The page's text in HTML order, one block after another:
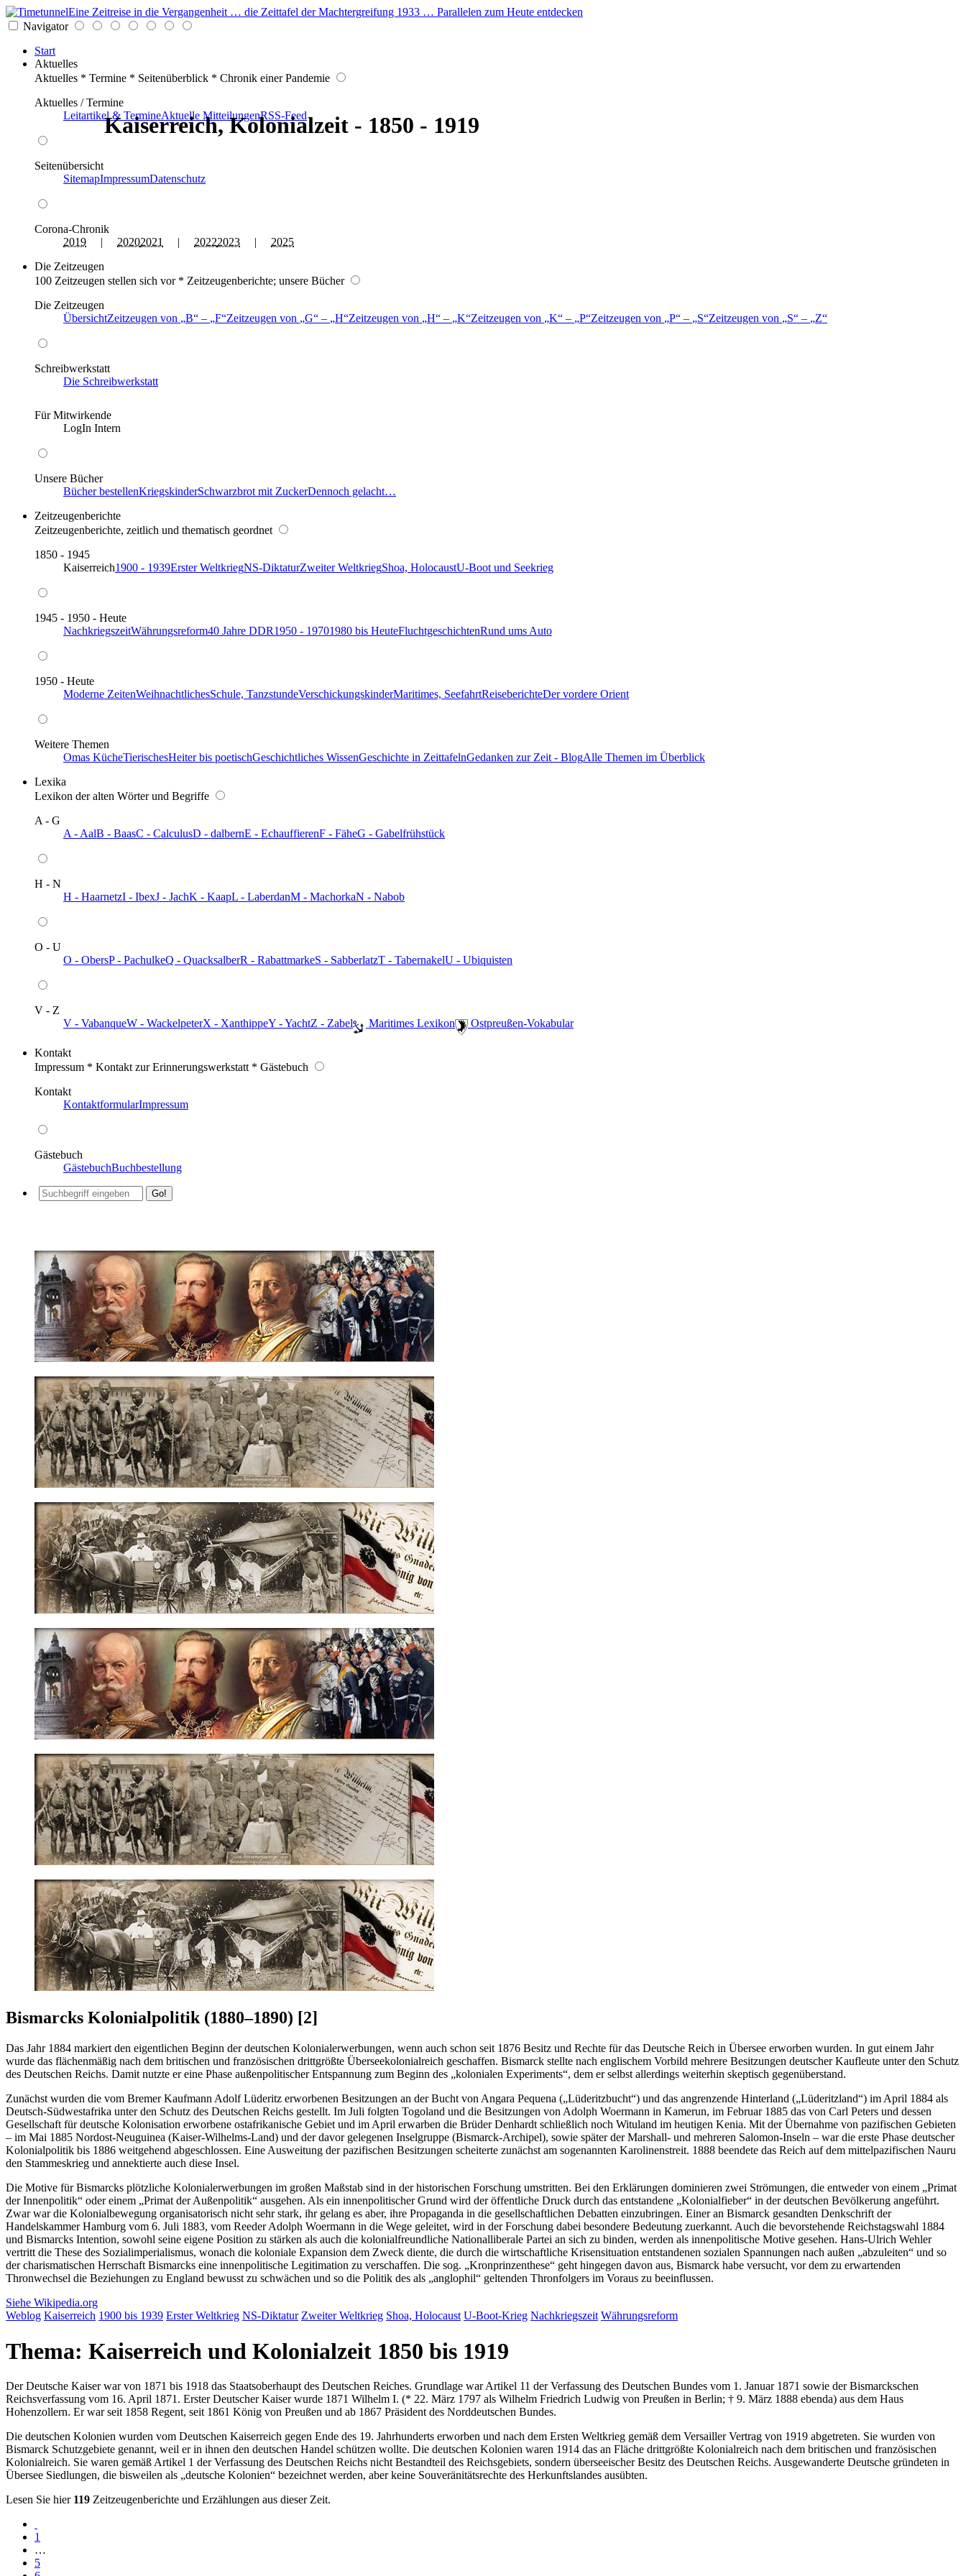
Eine Zeitreise in die Vergangenheit … die Zeittafel der Machtergreifung 1933 … Parallelen zum Heute entdecken
Navigator
Start
Aktuelles
Aktuelles * Termine * Seitenüberblick * Chronik einer Pandemie
Aktuelles / Termine
Leitartikel & TermineAktuelle MitteilungenRSS-Feed
Seitenübersicht
SitemapImpressumDatenschutz
Corona-Chronik
2019 | 20202021 | 20222023 | 2025
Die Zeitzeugen
100 Zeitzeugen stellen sich vor * Zeitzeugenberichte; unsere Bücher
Die Zeitzeugen
ÜbersichtZeitzeugen von B – F Zeitzeugen von G – H Zeitzeugen von H – K Zeitzeugen von K – P Zeitzeugen von P – S Zeitzeugen von S – Z
Schreibwerkstatt
Die Schreibwerkstatt
Für Mitwirkende
LogIn Intern
Unsere Bücher
Bücher bestellenKriegskinderSchwarzbrot mit ZuckerDennoch gelacht…
Zeitzeugenberichte
Zeitzeugenberichte, zeitlich und thematisch geordnet
1850 - 1945
Kaiserreich1900 - 1939Erster WeltkriegNS-DiktaturZweiter WeltkriegShoa, HolocaustU-Boot und Seekrieg
1945 - 1950 - Heute
NachkriegszeitWährungsreform40 Jahre DDR1950 - 19701980 bis HeuteFluchtgeschichtenRund ums Auto
1950 - Heute
Moderne ZeitenWeihnachtlichesSchule, TanzstundeVerschickungskinderMaritimes, SeefahrtReiseberichteDer vordere Orient
Weitere Themen
Omas KücheTierischesHeiter bis poetischGeschichtliches WissenGeschichte in ZeittafelnGedanken zur Zeit - BlogAlle Themen im Überblick
Lexika
Lexikon der alten Wörter und Begriffe
A - G
A - AalB - BaasC - CalculusD - dalbernE - EchauffierenF - FäheG - Gabelfrühstück
H - N
H - HaarnetzI - IbexJ - JachK - KaapL - LaberdanM - MachorkaN - Nabob
O - U
O - ObersP - PachulkeQ - QuacksalberR - RabattmarkeS - SabberlatzT - TabernakelU - Ubiquisten
V - Z
V - VabanqueW - WackelpeterX - XanthippeY - YachtZ - Zabel ️ Maritimes Lexikon ️ Ostpreußen-Vokabular
Kontakt
Impressum * Kontakt zur Erinnerungswerkstatt * Gästebuch
Kontakt
KontaktformularImpressum
Gästebuch
GästebuchBuchbestellung
Kaiserreich, Kolonialzeit - 1850 - 1919
Bismarcks Kolonialpolitik (1880–1890) [2]
Das Jahr 1884 markiert den eigentlichen Beginn der deutschen Kolonialerwerbungen, wenn auch schon seit 1876 Besitz und Rechte für das Deutsche Reich in Übersee erworben wurden. In gut einem Jahr
wurde das flächenmäßig nach dem britischen und französischen drittgrößte Überseekolonialreich geschaffen. Bismarck stellte nach englischem Vorbild mehrere Besitzungen deutscher Kaufleute unter den Schutz
des Deutschen Reichs. Damit nutzte er eine Phase außenpolitischer Entspannung zum Beginn des
kolonialen Experiments , dem er selbst allerdings weiterhin skeptisch gegenüberstand.
Zunächst wurden die vom Bremer Kaufmann Adolf Lüderitz erworbenen Besitzungen an der Bucht von Angara Pequena ( Lüderitzbucht ) und das angrenzende Hinterland ( Lüderitzland ) im April 1884 als
Deutsch-Südwestafrika unter den Schutz des Deutschen Reichs gestellt. Im Juli folgten Togoland und die Besitzungen von Adolph Woermann in Kamerun, im Februar 1885 das von Carl Peters und dessen
Gesellschaft für deutsche Kolonisation erworbene ostafrikanische Gebiet und im April erwarben die Brüder Denhardt schließlich noch Wituland im heutigen Kenia. Mit der Übernahme von pazifischen Gebieten
– im Mai 1885 Nordost-Neuguinea (Kaiser-Wilhelms-Land) und der davor gelegenen Inselgruppe (Bismarck-Archipel), sowie später der Marshall- und mehreren Salomon-Inseln – war die erste Phase deutscher
Kolonialpolitik bis 1886 weitgehend abgeschlossen. Eine Ausweitung der pazifischen Besitzungen scheiterte zunächst am sogenannten Karolinenstreit. 1888 beendete das Reich auf dem mittelpazifischen Nauru
den Stammeskrieg und annektierte auch diese Insel.
Die Motive für Bismarcks plötzliche Kolonialerwerbungen im großen Maßstab sind in der historischen Forschung umstritten. Bei den Erklärungen dominieren zwei Strömungen, die entweder von einem
Primat
der Innenpolitik
oder einem Primat der Außenpolitik ausgehen. Als ein innenpolitischer Grund wird der öffentliche Druck durch das entstandene Kolonialfieber
in der deutschen Bevölkerung angeführt.
Zwar war die Kolonialbewegung organisatorisch nicht sehr stark, ihr gelang es aber, ihre Propaganda in die gesellschaftlichen Debatten einzubringen. Einer an Bismarck gesandten Denkschrift der
Handelskammer Hamburg vom 6. Juli 1883, vom Reeder Adolph Woermann in die Wege geleitet, wird in der Forschung dabei besondere Bedeutung zuerkannt. Auch die bevorstehende Reichstagswahl 1884
und Bismarcks Intention, sowohl seine eigene Position zu stärken als auch die kolonialfreundliche Nationalliberale Partei an sich zu binden, werden als innenpolitische Motive gesehen. Hans-Ulrich Wehler
vertritt die These des Sozialimperialismus, wonach die koloniale Expansion dem Zweck diente, die durch die wirtschaftliche Krisensituation entstandenen sozialen Spannungen nach außen
abzuleiten
und so
der charismatischen Herrschaft Bismarcks eine innenpolitische Legitimation zu verschaffen. Die sog.
Kronprinzenthese
geht hingegen davon aus, Bismarck habe versucht, vor dem zu erwartenden
Thronwechsel die Beziehungen zu England bewusst zu schwächen und so die Politik des als
anglophil
geltenden Thronfolgers im Voraus zu beeinflussen.
Siehe Wikipedia.org
Weblog Kaiserreich 1900 bis 1939 Erster Weltkrieg NS-Diktatur Zweiter Weltkrieg Shoa, Holocaust U-Boot-Krieg Nachkriegszeit Währungsreform
Thema: Kaiserreich und Kolonialzeit 1850 bis 1919
Der Deutsche Kaiser war von 1871 bis 1918 das Staatsoberhaupt des Deutschen Reiches. Grundlage war Artikel 11 der Verfassung des Deutschen Bundes vom 1. Januar 1871 sowie der Bismarckschen
Reichsverfassung vom 16. April 1871. Erster Deutscher Kaiser wurde 1871 Wilhelm I. (* 22. März 1797 als Wilhelm Friedrich Ludwig von Preußen in Berlin; † 9. März 1888 ebenda) aus dem Haus
Hohenzollern. Er war seit 1858 Regent, seit 1861 König von Preußen und ab 1867 Präsident des Norddeutschen Bundes.
Die deutschen Kolonien wurden vom Deutschen Kaiserreich gegen Ende des 19. Jahrhunderts erworben und nach dem Ersten Weltkrieg gemäß dem Versailler Vertrag von 1919 abgetreten. Sie wurden von
Bismarck Schutzgebiete genannt, weil er in ihnen den deutschen Handel schützen wollte. Die deutschen Kolonien waren 1914 das an Fläche drittgrößte Kolonialreich nach dem britischen und französischen
Kolonialreich. Sie waren gemäß Artikel 1 der Verfassung des Deutschen Reichs nicht Bestandteil des Reichsgebiets, sondern überseeischer Besitz des Deutschen Reichs. Ausgewanderte Deutsche gründeten in
Übersee Siedlungen, die bisweilen als
deutsche Kolonien
bezeichnet werden, aber keine Souveränitätsrechte des Herkunftslandes ausübten.
Lesen Sie hier 119 Zeitzeugenberichte und Erzählungen aus dieser Zeit.
1
…
5